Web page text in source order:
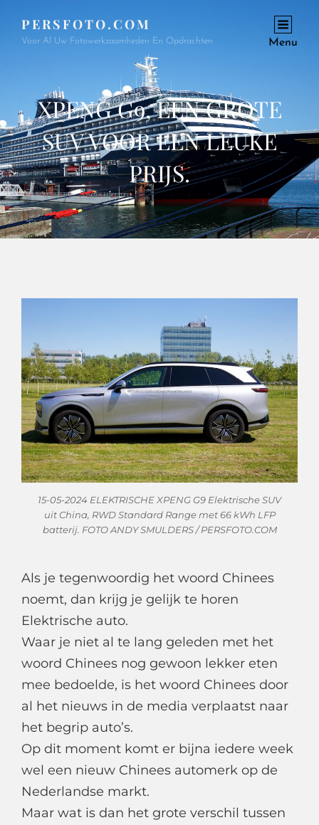
PERSFOTO.COM
Voor Al Uw Fotowerkzaamheden En Opdrachten Menu
XPENG G9, EEN GROTE
SUV VOOR EEN LEUKE
PRIJS.
15-05-2024 ELEKTRISCHE XPENG G9 Elektrische SUV
uit China, RWD Standard Range met 66 kWh LFP
batterij. FOTO ANDY SMULDERS / PERSFOTO.COM
Als je tegenwoordig het woord Chinees
noemt, dan krijg je gelijk te horen
Elektrische auto.
Waar je niet al te lang geleden met het
woord Chinees nog gewoon lekker eten
mee bedoelde, is het woord Chinees door
al het nieuws in de media verplaatst naar
het begrip auto’s.
Op dit moment komt er bijna iedere week
wel een nieuw Chinees automerk op de
Nederlandse markt.
Maar wat is dan het grote verschil tussen